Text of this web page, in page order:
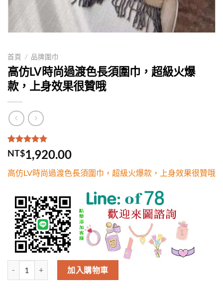
首頁 / 品牌圍巾
高仿LV時尚過渡色長須圍巾，超級火爆
款，上身效果很贊哦
評分5.00/
5，已有
1
位
分
NT$1,920.00
高仿LV時尚過渡色長須圍巾，超級火爆款，上身效果很贊哦
高仿LV時尚過渡色長須圍巾，超級火爆款，上身效果很贊哦 數量
加入購物車